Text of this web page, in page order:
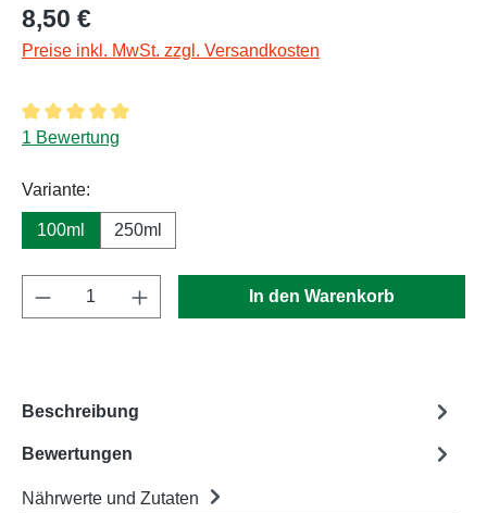
Regulärer Preis:
8,50 €
Preise inkl. MwSt. zzgl. Versandkosten
Durchschnittliche Bewertung von 5 von 5 Sternen
1 Bewertung
Varianteauswählen
:
100ml 250ml
Produkt Anzahl: Gib den gewünschten
In den Warenkorb
Beschreibung
Bewertungen
Nährwerte und Zutaten